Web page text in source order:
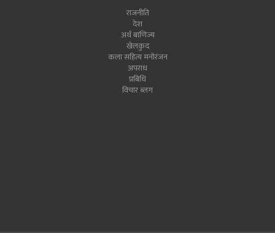
राजनीति
देश
अर्थ बाणिज्य
खेलकुद
कला सहित्य मनोरंजन
अपराध
प्रबिधि
विचार ब्लग